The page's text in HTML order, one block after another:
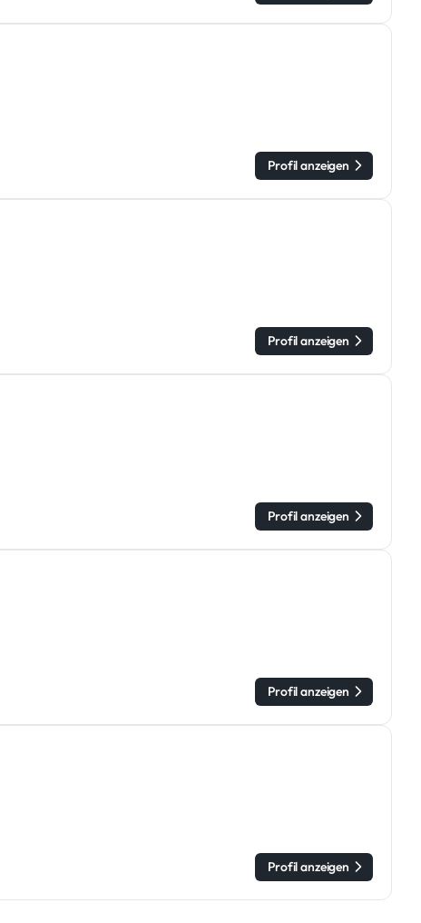
Profil anzeigen
Profil anzeigen
Profil anzeigen
Profil anzeigen
Profil anzeigen